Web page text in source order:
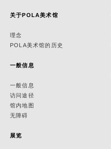
关于POLA美术馆
理念
POLA美术馆的历史
一般信息
一般信息
访问途径
馆内地图
无障碍
展览